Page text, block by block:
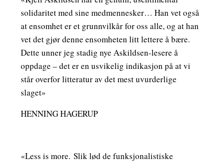
solidaritet med sine medmennesker… Han vet også
at ensomhet er et grunnvilkår for oss alle, og at han
vet det gjør denne ensomheten litt lettere å bære.
Dette unner jeg stadig nye Askildsen-lesere å
oppdage – det er en usvikelig indikasjon på at vi
står overfor litteratur av det mest uvurderlige
slaget»
HENNING HAGERUP
«Less is more. Slik lød de funksjonalistiske